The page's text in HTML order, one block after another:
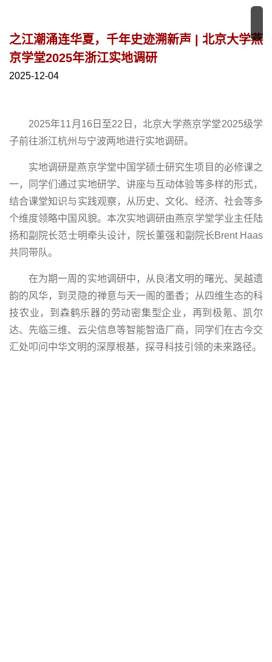
之江潮涌连华夏，千年史迹溯新声 | 北京大学燕
京学堂2025年浙江实地调研
2025-12-04
2025年11月16日至22日，北京大学燕京学堂2025级学
子前往浙江杭州与宁波两地进行实地调研。
实地调研是燕京学堂中国学硕士研究生项目的必修课之
一，同学们通过实地研学、讲座与互动体验等多样的形式，
结合课堂知识与实践观察，从历史、文化、经济、社会等多
个维度领略中国风貌。本次实地调研由燕京学堂学业主任陆
扬和副院长范士明牵头设计，院长董强和副院长Brent Haas
共同带队。
在为期一周的实地调研中，从良渚文明的曙光、吴越遗
韵的风华，到灵隐的禅意与天一阁的墨香；从四维生态的科
技农业，到森鹤乐器的劳动密集型企业，再到极氪、凯尔
达、先临三维、云尖信息等智能智造厂商，同学们在古今交
汇处叩问中华文明的深厚根基，探寻科技引领的未来路径。